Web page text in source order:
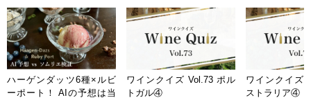
ハーゲンダッツ6種×ルビ
ーポート！ AIの予想は当
ワインクイズ Vol.73 ポル
トガル④
ワインクイズ
ストラリア④